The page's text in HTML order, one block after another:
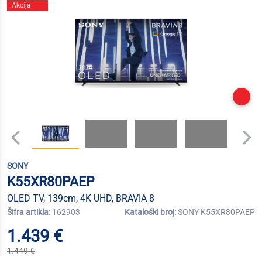
Akcija
SONY
K55XR80PAEP
OLED TV, 139cm, 4K UHD, BRAVIA 8
Šifra artikla: 162903 Kataloški broj:SONY K55XR80PAEP
1.439 €
1.449 €